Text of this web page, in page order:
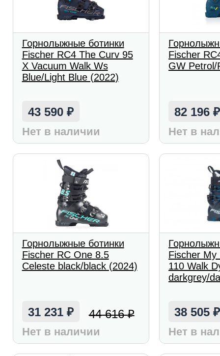
Горнолыжные ботинки
Fischer RC4 The Curv 95
X Vacuum Walk Ws
Blue/Light Blue (2022)
43 590 ₽
Нет в наличии
Fischer
GW Petrol/
82 196₽
Нет в
Горнолыжные ботинки
Fischer RC One 8.5
Celeste black/black (2024)
31 231 ₽ 44 616₽
Нет в наличии
Fischer My
110 Walk
darkgrey/
38 505₽
Нет в